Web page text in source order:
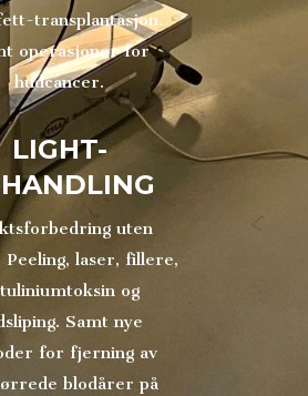
transplantasjon.
operasjoner for
hudcancer.
LIGHT-
uten
laser, fillere,
og
Samt nye
for fjerning av
blodårer på